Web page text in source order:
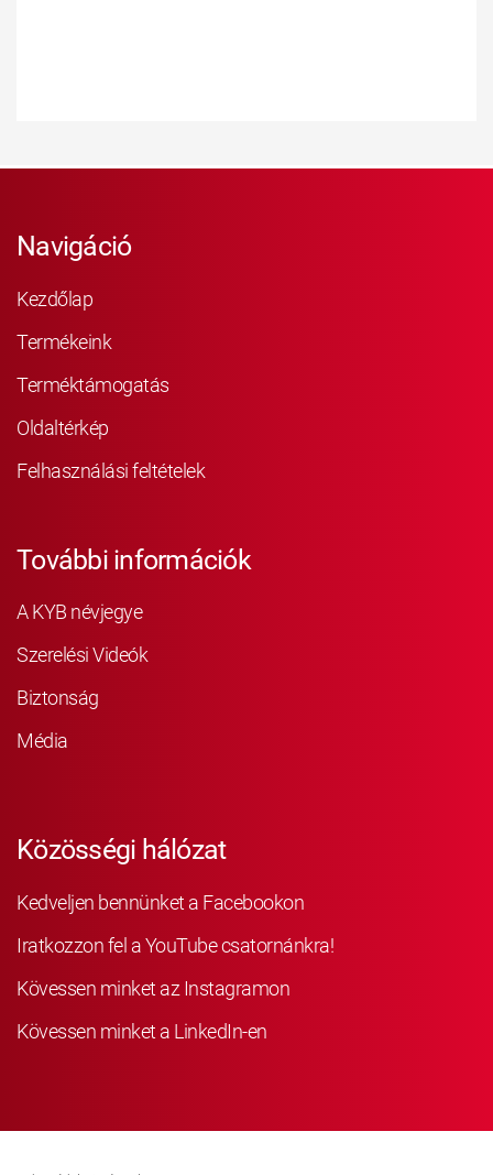
Navigáció
Kezdőlap
Termékeink
Terméktámogatás
Oldaltérkép
Felhasználási feltételek
További információk
A KYB névjegye
Szerelési Videók
Biztonság
Média
Közösségi hálózat
Kedveljen bennünket a Facebookon
Iratkozzon fel a YouTube csatornánkra!
Kövessen minket az Instagramon
Kövessen minket a LinkedIn-en